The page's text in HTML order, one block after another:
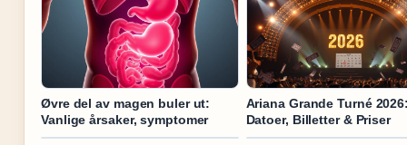
Øvre del av magen buler ut:
Vanlige årsaker, symptomer
Ariana Grande Turné
Datoer, Billetter & Priser